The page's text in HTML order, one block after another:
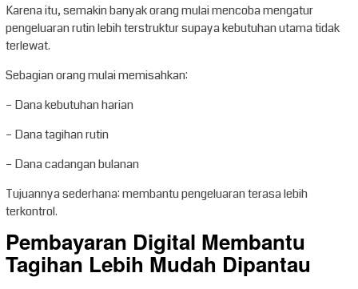
Karena itu, semakin banyak orang mulai mencoba mengatur
pengeluaran rutin lebih terstruktur supaya kebutuhan utama tidak
terlewat.
Sebagian orang mulai memisahkan:
– Dana kebutuhan harian
– Dana tagihan rutin
– Dana cadangan bulanan
Tujuannya sederhana: membantu pengeluaran terasa lebih
terkontrol.
Pembayaran Digital Membantu
Tagihan Lebih Mudah Dipantau